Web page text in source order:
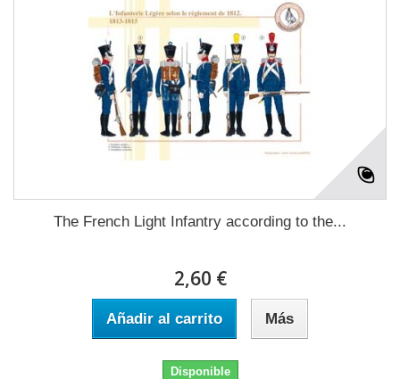
The French Light Infantry according to the...
2,60 €
Añadir al carrito Más
Disponible